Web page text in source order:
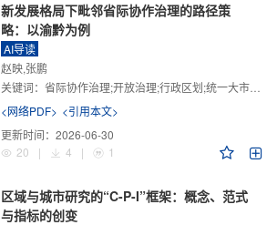
新发展格局下毗邻省际协作治理的路径策
略：以渝黔为例
AI导读
赵映,张鹏
关键词： 省际协作治理;开放治理;行政区划;统一大市场;新发展格局
<网络PDF> <引用本文>
更新时间： 2026-06-30
20
| 4 | 1
区域与城市研究的“C-P-I”框架：概念、范式
与指标的创变